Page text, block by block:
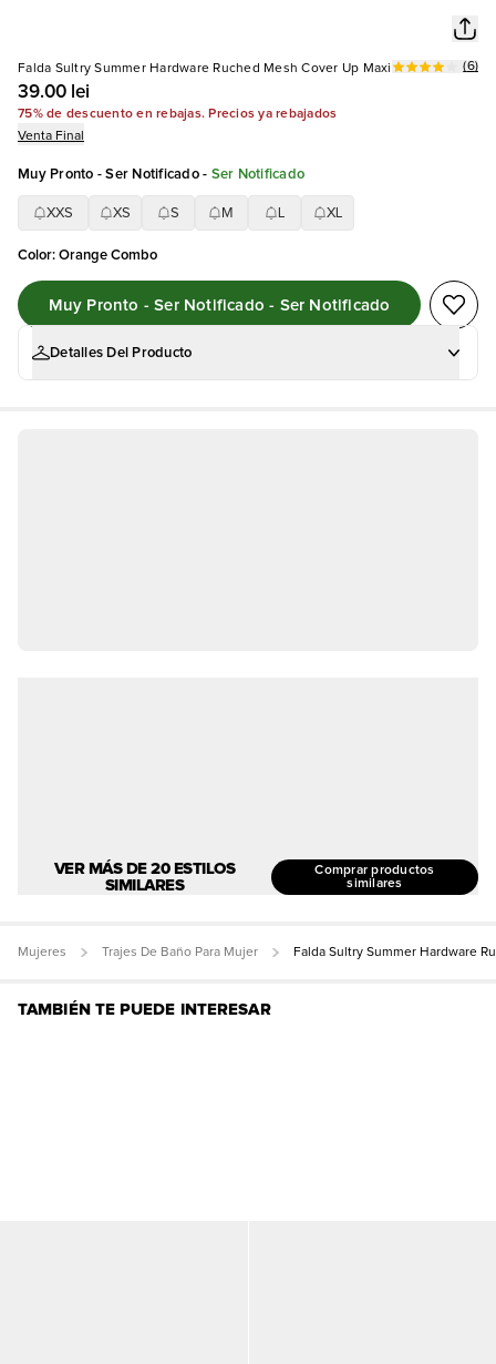
Falda Sultry Summer Hardware Ruched Mesh Cover Up Maxi
39.00 lei
(6)
75% de descuento en rebajas. Precios ya rebajados
Venta Final
Muy Pronto - Ser Notificado- Ser Notificado
XXS XS S M XL
Color:Orange Combo
Muy Pronto - Ser Notificado - Ser Notificado
Detalles Del Producto
VER MÁS DE 20 ESTILOS
SIMILARES
Comprar productos
similares
Mujeres Trajes De Baño Para Mujer Falda Sultry Summer Hardware
TAMBIÉN TE PUEDE INTERESAR